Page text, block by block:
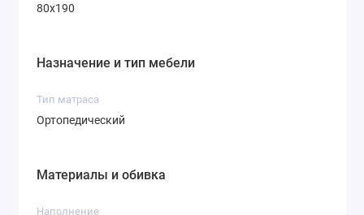
80x190
Назначение и тип мебели
Тип матраса
Ортопедический
Материалы и обивка
Наполнение